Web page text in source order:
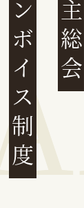
インボイス制度 株主総会